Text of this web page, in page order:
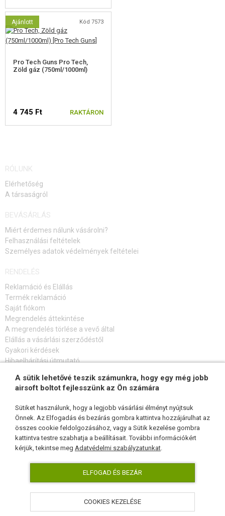
Ajánlott Kód 7573
Pro Tech Guns Pro Tech,
Zöld gáz (750ml/1000ml)
4 745 Ft RAKTÁRON
RÓLUNK
Elérhetőség
A társaságról
BEVÁSÁRLÁS
Miért érdemes nálunk vásárolni?
Felhasználási feltételek
Személyes adatok védelmények feltételei
RENDELÉS
Reklamáció és Elállás
Termék reklamáció
Saját fiókom
Megrendelés áttekintése
A megrendelés törlése a vevő által
Elállás a vásárlási szerződéstől
Gyakori kérdések
Hibaelhárítási útmutató
FELIRATKOZÁS HÍRLEVÉLRE
KÖVESSEN MINKET
AirsoftPro.hu © 2026
A sütik lehetővé teszik számunkra, hogy egy még jobb
airsoft boltot fejlesszünk az Ön számára
Sütiket használunk, hogy a legjobb vásárlási élményt nyújtsuk
Önnek. Az Elfogadás és bezárás gombra kattintva hozzájárulhat az
összes cookie feldolgozásához, vagy a Sütik kezelése gombra
kattintva testre szabhatja a beállításait. További információkért
kérjük, tekintse meg Adatvédelmi szabályzatunkat.
ELFOGAD ÉS BEZÁR
COOKIES KEZELÉSE